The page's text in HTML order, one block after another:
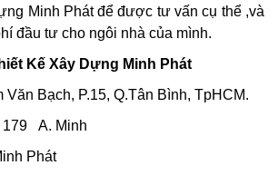
Minh Phát để được tư vấn cụ thể ,và
đầu tư cho ngôi nhà của mình.
Kế Xây Dựng Minh Phát
Bạch, P.15, Q.Tân Bình, TpHCM.
179 A. Minh
Phát